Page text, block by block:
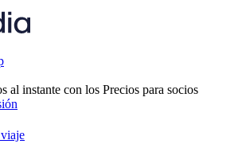
al instante con los Precios para socios